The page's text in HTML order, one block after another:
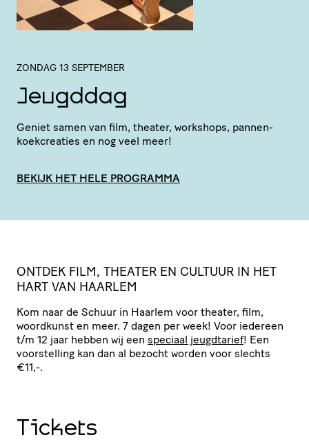
ZONDAG 13 SEPTEMBER
Jeugddag
Geniet samen van film, theater, workshops, pannen­
koek­cre­a­ties en nog veel meer!
BEKIJK HET HELE PROGRAMMA
ONTDEK FILM, THEATER EN CULTUUR IN HET
HART VAN HAARLEM
Kom naar de Schuur in Haarlem voor theater, film,
woordkunst en meer. 7 dagen per week! Voor iedereen
t/​m 12 jaar hebben wij een speciaal jeugdtarief! Een
voor­stel­ling kan dan al bezocht worden voor slechts
€11,-.
Tickets